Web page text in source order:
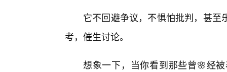
它不回避争议，不惧怕批判，甚
考，催生讨论。
想象一下，当你看到那些曾🌸经